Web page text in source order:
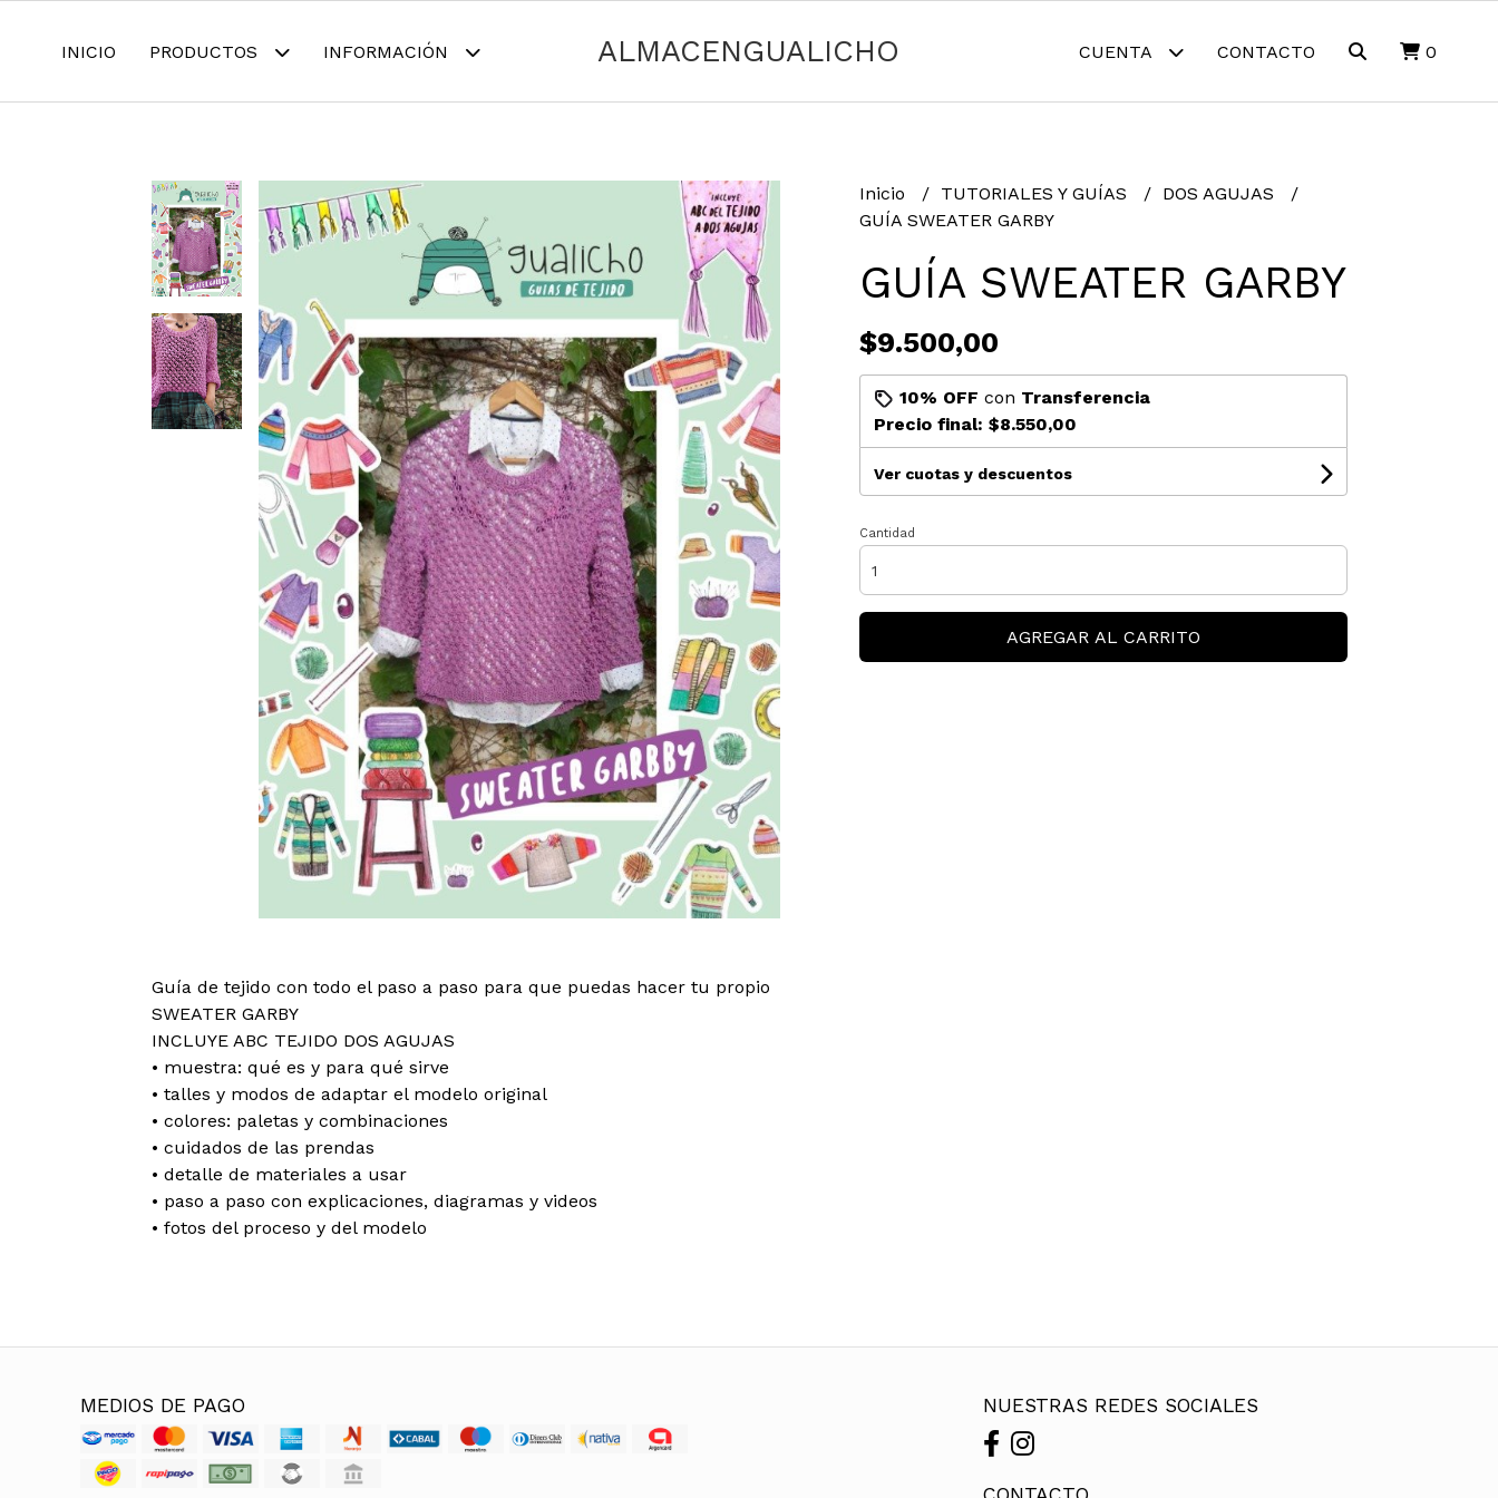
INICIO PRODUCTOS INFORMACIÓN ALMACENGUALICHO CUENTA CONTACTO 0
Guía de tejido con todo el paso a paso para que puedas hacer tu propio
SWEATER GARBY
INCLUYE ABC TEJIDO DOS AGUJAS
• muestra: qué es y para qué sirve
• talles y modos de adaptar el modelo original
• colores: paletas y combinaciones
• cuidados de las prendas
• detalle de materiales a usar
• paso a paso con explicaciones, diagramas y videos
• fotos del proceso y del modelo
Inicio TUTORIALES Y GUÍAS
DOS AGUJAS
GUÍA SWEATER GARBY
GUÍA SWEATER GARBY
$9.500,00
10% OFF con Transferencia
Precio final: $8.550,00
Ver cuotas y descuentos
Cantidad
AGREGAR AL CARRITO
MEDIOS DE PAGO NUESTRAS REDES SOCIALES